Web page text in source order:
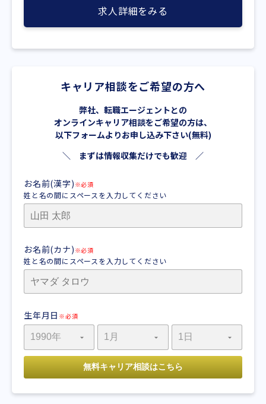
求人詳細をみる
キャリア相談をご希望の方へ
弊社、転職エージェントとの
オンラインキャリア相談をご希望の方は、
以下フォームよりお申し込み下さい(無料)
＼ まずは情報収集だけでも歓迎 ／
お名前(漢字) ※必須
姓と名の間にスペースを入力してください
お名前(カナ) ※必須
姓と名の間にスペースを入力してください
生年月日 ※必須